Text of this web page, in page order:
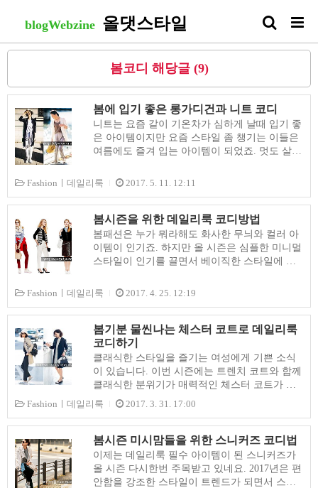
blogWebzine 올댓스타일
봄코디 해당글 (9)
봄에 입기 좋은 롱가디건과 니트 코디
니트는 요즘 같이 기온차가 심하게 날때 입기 좋
은 아이템이지만 요즘 스타일 좀 챙기는 이들은
여름에도 즐겨 입는 아이템이 되었죠. 멋도 살릴
찬바람을 피할 수 있기 때문인데요. 지금부터 여
을 멋스럽게 연출할 수 있는 법을 알아봤습니다.
1. 코디하기 좋은 하이게이지 롱가디건 1.단추가
없는 것아무래도 단추가 있으면 코디의 폭이 제
한적일 수 밖에 없으므로 피하는 것이 좋아요. 2.
투명감이 있는 것가볍고 얇은 소재의 롱가디건
정도의 길이감코트감각으로 걸쳐 입었을 때 무
릎 길이가 하의와 발란스 좋게 코디할 수 있어
요. #1. 캐주얼하게 코디하기 올 화이트룩으로
코디한 다음..
Fashionㅣ데일리룩 2017. 5. 11. 12:11
봄시즌을 위한 데일리룩 코디방법
봄패션은 누가 뭐라해도 화사한 무늬와 컬러 아
이템이 인기죠. 하지만 올 시즌은 심플한 미니멀
스타일이 인기를 끌면서 베이직한 스타일에 편
스룩 스타일들이 유행하고 있습니다. 하지만 유
신을 꿈꾸는 여자들을 위해 트렌디한 데일리룩
스타일을 제안해봅니다. 대담한 필라인(feline)
프린트 스커트에 베이직한 데님 셔츠와 검은색
가디건으로 세련미를 더한 데일리룩 코디입니
다. 화이트 슈즈와 백을 매치해 화사함을 더한
모습이죠. 화이트 팬츠에 블랙 탑을 코디해 미니
프 베스트로 단조로울 수 있는 스타일에 엑센트
를 준 모습이죠. 밝고 화사한 컬러에 타탄체크
무늬가 들어간 스커트 슈트에 유니크한..
Fashionㅣ데일리룩 2017. 4. 25. 12:19
봄기분 물씬나는 체스터 코트로 데일리룩
코디하기
클래식한 스타일을 즐기는 여성에게 기쁜 소식
이 있습니다. 이번 시즌에는 트렌치 코트와 함께
클래식한 분위기가 매력적인 체스터 코트가 유
행할 것으로 보입니다. 어떤 옷차림에도 자연스
럽게 믹스되는 트렌치코트와 같이 매니시한 체
스터코트 또한 깔끔하면서 세련된 룩 스타일을
좋아하는 여성들에게 인기가 많은 코트입니다.
그럼 지금부터 봄기분 물씬나는 체스터 코트를
활용한 데일리룩 코디 방법을 체크해볼까요! 1.
오피스룩으로 코디 테일러드 자켓을 그대로 늘
Fashionㅣ데일리룩 2017. 3. 31. 17:00
봄시즌 미시맘들을 위한 스니커즈 코디법
이제는 데일리룩 필수 아이템이 된 스니커즈가
올 시즌 다시한번 주목받고 있네요. 2017년은 편
안함을 강조한 스타일이 트렌드가 되면서 스니